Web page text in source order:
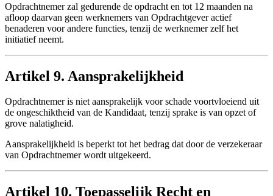
Opdrachtnemer zal gedurende de opdracht en tot 12 maanden na
afloop daarvan geen werknemers van Opdrachtgever actief
benaderen voor andere functies, tenzij de werknemer zelf het
initiatief neemt.
Artikel 9. Aansprakelijkheid
Opdrachtnemer is niet aansprakelijk voor schade voortvloeiend uit
de ongeschiktheid van de Kandidaat, tenzij sprake is van opzet of
grove nalatigheid.
Aansprakelijkheid is beperkt tot het bedrag dat door de verzekeraar
van Opdrachtnemer wordt uitgekeerd.
Artikel 10. Toepasselijk Recht en